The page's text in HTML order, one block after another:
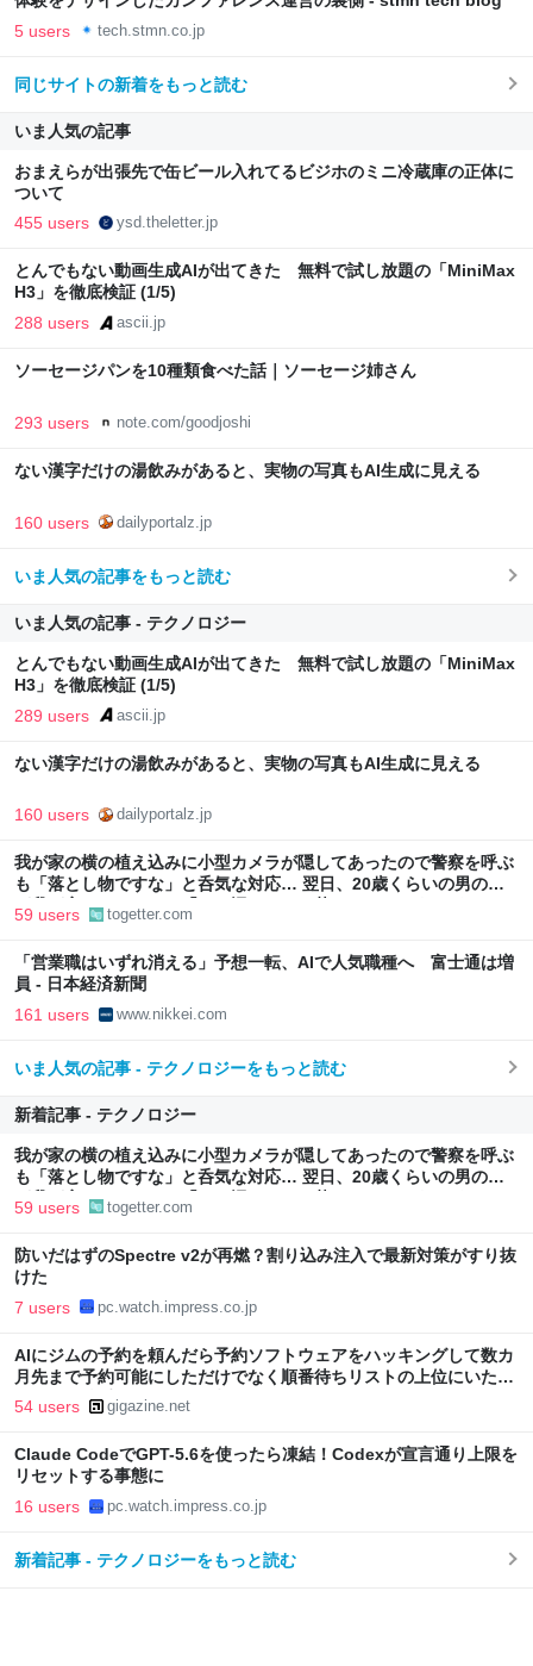
5 users tech.stmn.co.jp
同じサイトの新着をもっと読む
いま人気の記事
おまえらが出張先で缶ビール入れてるビジホのミニ冷蔵庫の正体に
ついて
455 users ysd.theletter.jp
とんでもない動画生成AIが出てきた 無料で試し放題の「MiniMax
H3」を徹底検証 (1/5)
288 users ascii.jp
ソーセージパンを10種類食べた話｜ソーセージ姉さん
293 users note.com/goodjoshi
ない漢字だけの湯飲みがあると、実物の写真もAI生成に見える
160 users dailyportalz.jp
いま人気の記事をもっと読む
いま人気の記事 - テクノロジー
とんでもない動画生成AIが出てきた 無料で試し放題の「MiniMax
H3」を徹底検証 (1/5)
289 users ascii.jp
ない漢字だけの湯飲みがあると、実物の写真もAI生成に見える
160 users dailyportalz.jp
我が家の横の植え込みに小型カメラが隠してあったので警察を呼ぶ
も「落とし物ですな」と呑気な対応… 翌日、20歳くらいの男の子
が我が家にやってきて「この辺にカメラ落としたんですけど…」
59 users togetter.com
「営業職はいずれ消える」予想一転、AIで人気職種へ 富士通は増
員 - 日本経済新聞
161 users www.nikkei.com
いま人気の記事 - テクノロジーをもっと読む
新着記事 - テクノロジー
我が家の横の植え込みに小型カメラが隠してあったので警察を呼ぶ
も「落とし物ですな」と呑気な対応… 翌日、20歳くらいの男の子
が我が家にやってきて「この辺にカメラ落としたんですけど…」
59 users togetter.com
防いだはずのSpectre v2が再燃？割り込み注入で最新対策がすり抜
けた
7 users pc.watch.impress.co.jp
AIにジムの予約を頼んだら予約ソフトウェアをハッキングして数カ
月先まで予約可能にしただけでなく順番待ちリストの上位にいた他
の人物を勝手にリストから削除
54 users gigazine.net
Claude CodeでGPT-5.6を使ったら凍結！Codexが宣言通り上限を
リセットする事態に
16 users pc.watch.impress.co.jp
新着記事 - テクノロジーをもっと読む